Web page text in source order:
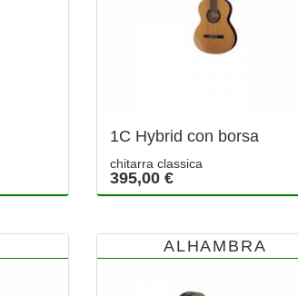
1C Hybrid con borsa
chitarra classica
395,00 €
ALHAMBRA